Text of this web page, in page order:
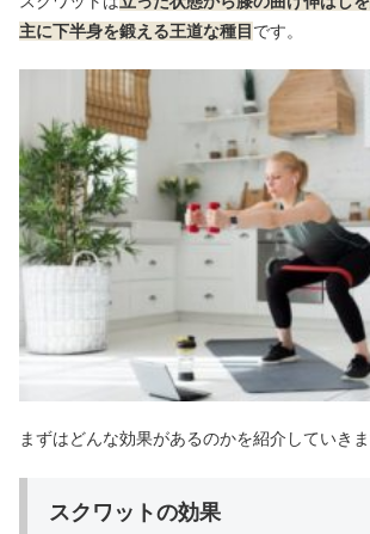
主に下半身を鍛える王道な種目 です。
まずはどんな効果があるのかを紹介していきま
スクワットの効果